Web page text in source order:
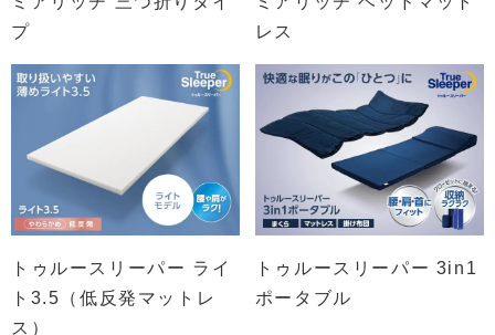
プ
レス
トゥルースリーパー ライ
ト3.5（低反発マットレ
ス）
トゥルースリーパー 3in1
ポータブル